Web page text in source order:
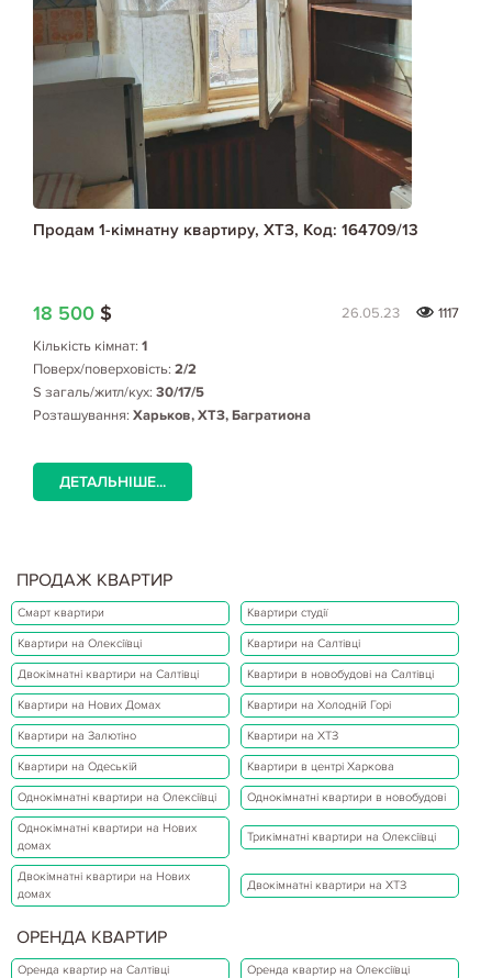
Продам 1-кімнатну квартиру, ХТЗ, Код: 164709/13
18 500 $ 26.05.23
1117
Кількість кімнат: 1
Поверх/поверховість: 2/2
S загаль/житл/кух: 30/17/5
Розташування: Харьков, ХТЗ, Багратиона
ДЕТАЛЬНІШЕ...
ПРОДАЖ КВАРТИР
Смарт квартири Квартири студії
Квартири на Олексіївці Квартири на Салтівці
Двокімнатні квартири на Салтівці Квартири в новобудові на Салтівці
Квартири на Нових Домах Квартири на Холодній Горі
Квартири на Залютіно Квартири на ХТЗ
Квартири на Одеській Квартири в центрі Харкова
Однокімнатні квартири на Олексіївці Однокімнатні квартири в новобудові
Однокімнатні квартири на Нових
домах
Трикімнатні квартири на Олексіївці
Двокімнатні квартири на Нових
домах
Двокімнатні квартири на ХТЗ
ОРЕНДА КВАРТИР
Оренда квартир на Салтівці Оренда квартир на Олексіївці